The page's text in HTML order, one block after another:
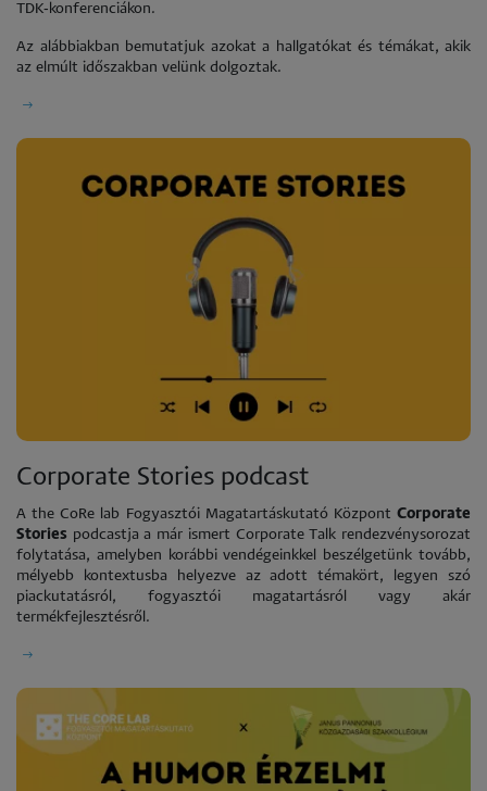
TDK‑konferenciákon.
Az alábbiakban bemutatjuk azokat a hallgatókat és témákat, akik
az elmúlt időszakban velünk dolgoztak.
Corporate Stories podcast
A the CoRe lab Fogyasztói Magatartáskutató Központ Corporate
Stories podcastja a már ismert Corporate Talk rendezvénysorozat
folytatása, amelyben korábbi vendégeinkkel beszélgetünk tovább,
mélyebb kontextusba helyezve az adott témakört, legyen szó
piackutatásról, fogyasztói magatartásról vagy akár
termékfejlesztésről.